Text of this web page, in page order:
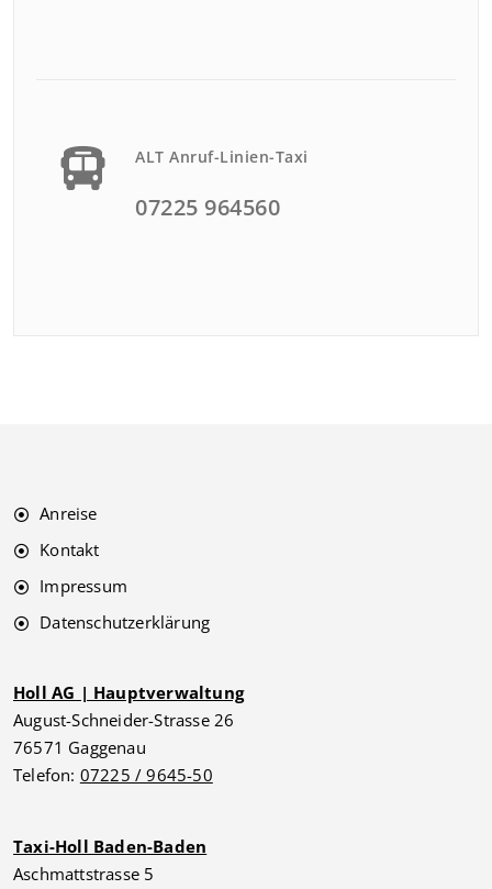
ALT Anruf-Linien-Taxi
07225 964560
Anreise
Kontakt
Impressum
Datenschutzerklärung
Holl AG | Hauptverwaltung
August-Schneider-Strasse 26
76571 Gaggenau
Telefon: 07225 / 9645-50
Taxi-Holl Baden-Baden
Aschmattstrasse 5